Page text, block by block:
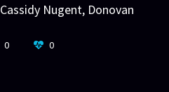
Cassidy Nugent, Donovan
0 0